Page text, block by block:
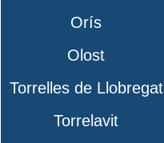
Orís
Olost
Torrelles de Llobregat
Torrelavit